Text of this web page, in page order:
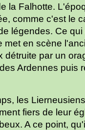
la Falhotte.
comme c'est le
légendes. Ce qui
met en scène
détruite par un
Ardennes puis
les
fiers de leur
A ce point,